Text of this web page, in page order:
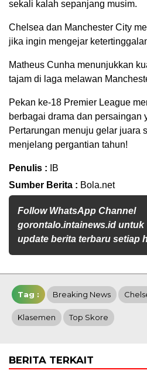
sekali kalah sepanjang musim.
Chelsea dan Manchester City
jika ingin mengejar
Matheus Cunha menunjukkan
tajam di laga melawan
Pekan ke-18 Premier League
berbagai drama dan persaingan
Pertarungan menuju gelar juara
menjelang pergantian tahun!
Penulis :
IB
Sumber Berita : Bola.net
Follow WhatsApp Channel
gorontalo.intainews.id untuk
update berita terbaru setiap
Tag : Breaking News
Klasemen Top Skore
BERITA TERKAIT